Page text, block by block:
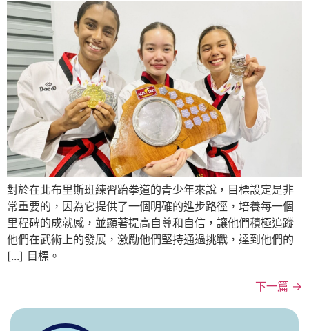
對於在北布里斯班練習跆拳道的青少年來說，目標設定是非
常重要的，因為它提供了一個明確的進步路徑，培養每一個
里程碑的成就感，並顯著提高自尊和自信，讓他們積極追蹤
他們在武術上的發展，激勵他們堅持通過挑戰，達到他們的
[...] 目標。
下一篇 →